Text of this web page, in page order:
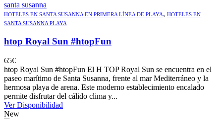
HOTELES EN SANTA SUSANNA EN PRIMERA LÍNEA DE PLAYA, HOTELES EN
SANTA SUSANNA PLAYA
htop Royal Sun #htopFun
65€
htop Royal Sun #htopFun El H TOP Royal Sun se encuentra en el
paseo marítimo de Santa Susanna, frente al mar Mediterráneo y la
hermosa playa de arena. Este moderno establecimiento encalado
permite disfrutar del cálido clima y...
Ver Disponibilidad
New